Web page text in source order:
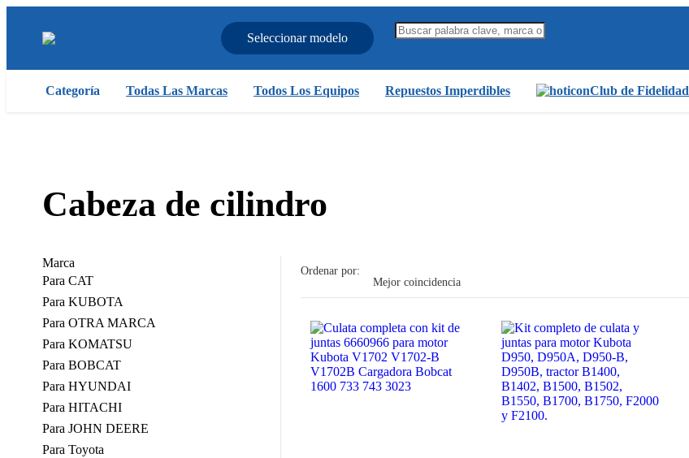
Seleccionar modelo
Categoría Todas Las Marcas Todos Los Equipos Repuestos Imperdibles Club de Fidelidad
Cabeza de cilindro
Marca
Para CAT
Para KUBOTA
Para OTRA MARCA
Para KOMATSU
Para BOBCAT
Para HYUNDAI
Para HITACHI
Para JOHN DEERE
Para Toyota
Ordenar por:
Mejor coincidencia